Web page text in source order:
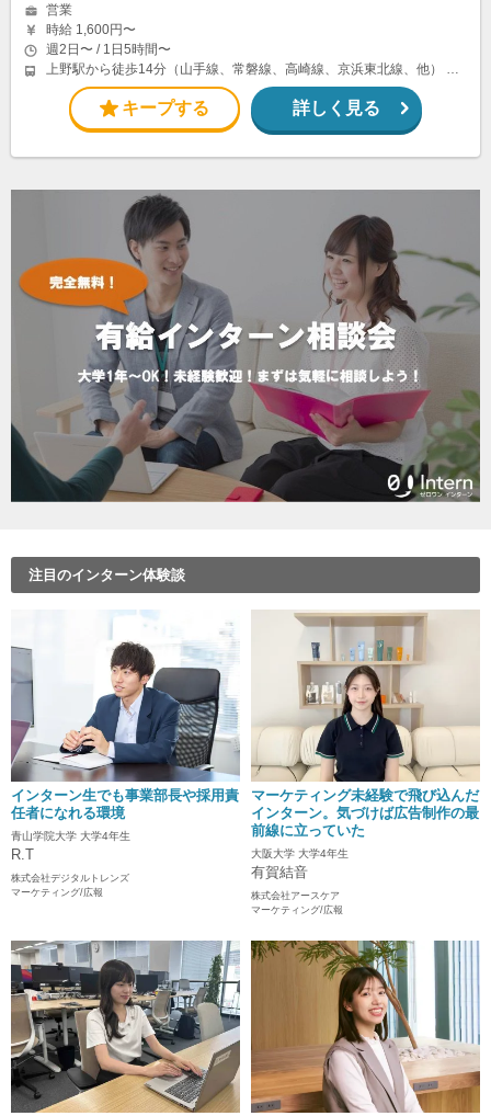
営業
時給 1,600円〜
週2日〜 / 1日5時間〜
上野駅から徒歩14分（山手線、常磐線、高崎線、京浜東北線、他） 新御徒町駅から徒歩5分（都営大江戸線、つくばエクスプレス） 稲荷町駅から徒歩9分（銀座線）
キープする 詳しく見る
注目のインターン体験談
インターン生でも事業部長や採用責
任者になれる環境
青山学院大学 大学4年生
R.T
株式会社デジタルトレンズ
マーケティング/広報
マーケティング未経験で飛び込んだ
インターン。気づけば広告制作の最
前線に立っていた
大阪大学 大学4年生
有賀結音
株式会社アースケア
マーケティング/広報